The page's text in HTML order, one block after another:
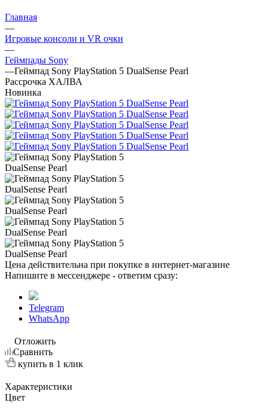
Главная
—
Игровые консоли и VR очки
—
Геймпады Sony
—Геймпад Sony PlayStation 5 DualSense Pearl
Рассрочка ХАЛВА
Новинка
Цена действительна при покупке в интернет-магазине
Напишите в мессенджере - ответим сразу:
Telegram
WhatsApp
Отложить
Сравнить
купить в 1 клик
Характеристики
Цвет